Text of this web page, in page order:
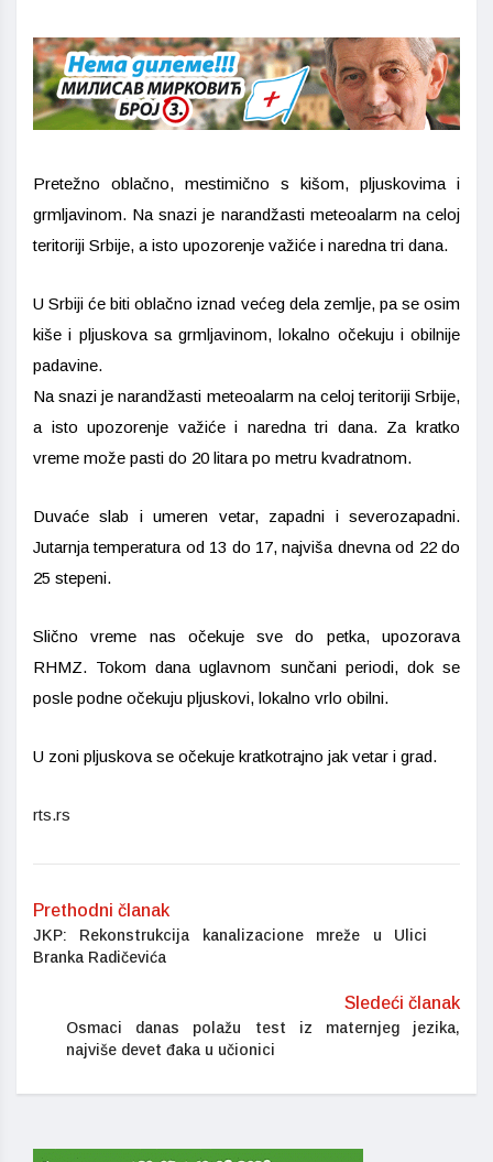
Pretežno oblačno, mestimično s kišom, pljuskovima i
grmljavinom. Na snazi je narandžasti meteoalarm na celoj
teritoriji Srbije, a isto upozorenje važiće i naredna tri dana.
U Srbiji će biti oblačno iznad većeg dela zemlje, pa se osim
kiše i pljuskova sa grmljavinom, lokalno očekuju i obilnije
padavine.
Na snazi je narandžasti meteoalarm na celoj teritoriji Srbije,
a isto upozorenje važiće i naredna tri dana. Za kratko
vreme može pasti do 20 litara po metru kvadratnom.
Duvaće slab i umeren vetar, zapadni i severozapadni.
Jutarnja temperatura od 13 do 17, najviša dnevna od 22 do
25 stepeni.
Slično vreme nas očekuje sve do petka, upozorava
RHMZ. Tokom dana uglavnom sunčani periodi, dok se
posle podne očekuju pljuskovi, lokalno vrlo obilni.
U zoni pljuskova se očekuje kratkotrajno jak vetar i grad.
rts.rs
Prethodni članak
JKP: Rekonstrukcija kanalizacione mreže u Ulici
Branka Radičevića
Sledeći članak
Osmaci danas polažu test iz maternjeg jezika,
najviše devet đaka u učionici